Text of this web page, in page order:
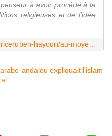
à avoir procédé à la
religieuses et de l'idée